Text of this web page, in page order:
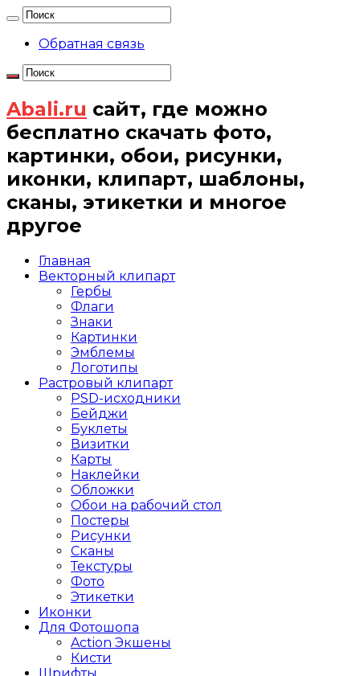
Обратная связь
Abali.ru сайт, где можно
бесплатно скачать фото,
картинки, обои, рисунки,
иконки, клипарт, шаблоны,
сканы, этикетки и многое
другое
Главная
Векторный клипарт
Гербы
Флаги
Знаки
Картинки
Эмблемы
Логотипы
Растровый клипарт
PSD-исходники
Бейджи
Буклеты
Визитки
Карты
Наклейки
Обложки
Обои на рабочий стол
Постеры
Рисунки
Сканы
Текстуры
Фото
Этикетки
Иконки
Для Фотошопа
Action Экшены
Кисти